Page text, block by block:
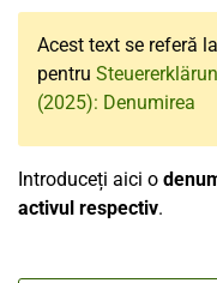
Acest text se referă la
pentru
(2025): Denumirea
Introduceți aici o
activul respectiv.